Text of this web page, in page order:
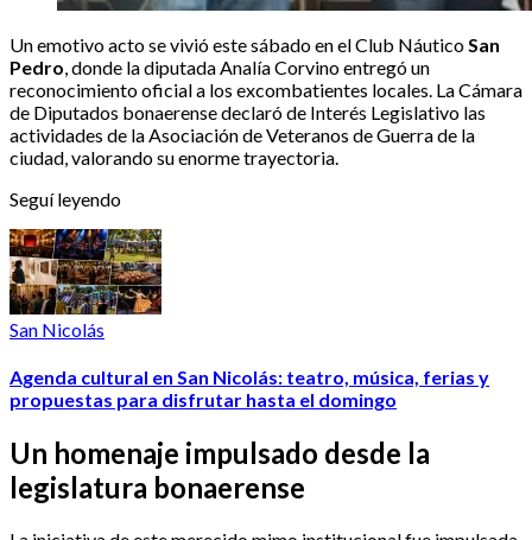
Un emotivo acto se vivió este sábado en el Club NáuticoSan
Pedro, donde la diputada Analía Corvino entregó un
reconocimiento oficial a los excombatientes locales. La Cámara
de Diputados bonaerense declaró de Interés Legislativo las
actividades de la Asociación de Veteranos de Guerra de la
ciudad, valorando su enorme trayectoria.
Seguí leyendo
San Nicolás
Agenda cultural en San Nicolás: teatro, música, ferias y
propuestas para disfrutar hasta el domingo
Un homenaje impulsado desde la
legislatura bonaerense